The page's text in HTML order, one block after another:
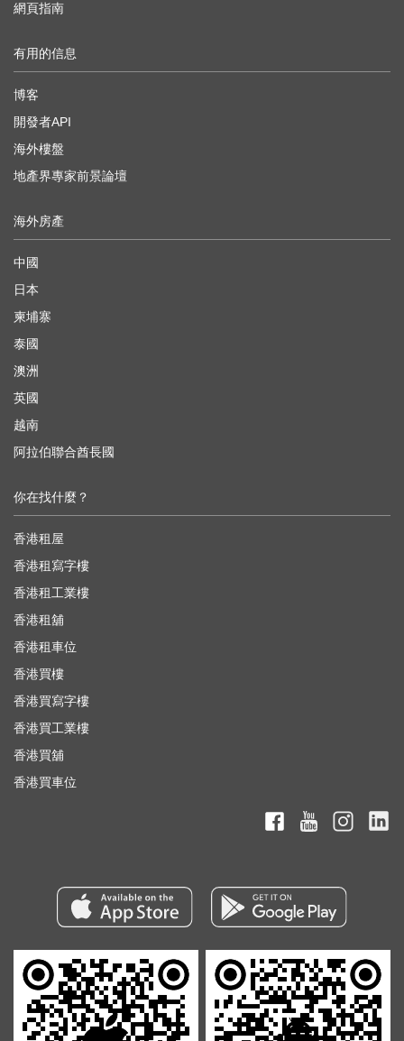
網頁指南
有用的信息
博客
開發者API
海外樓盤
地產界專家前景論壇
海外房產
中國
日本
柬埔寨
泰國
澳洲
英國
越南
阿拉伯聯合酋長國
你在找什麼？
香港租屋
香港租寫字樓
香港租工業樓
香港租舖
香港租車位
香港買樓
香港買寫字樓
香港買工業樓
香港買舖
香港買車位